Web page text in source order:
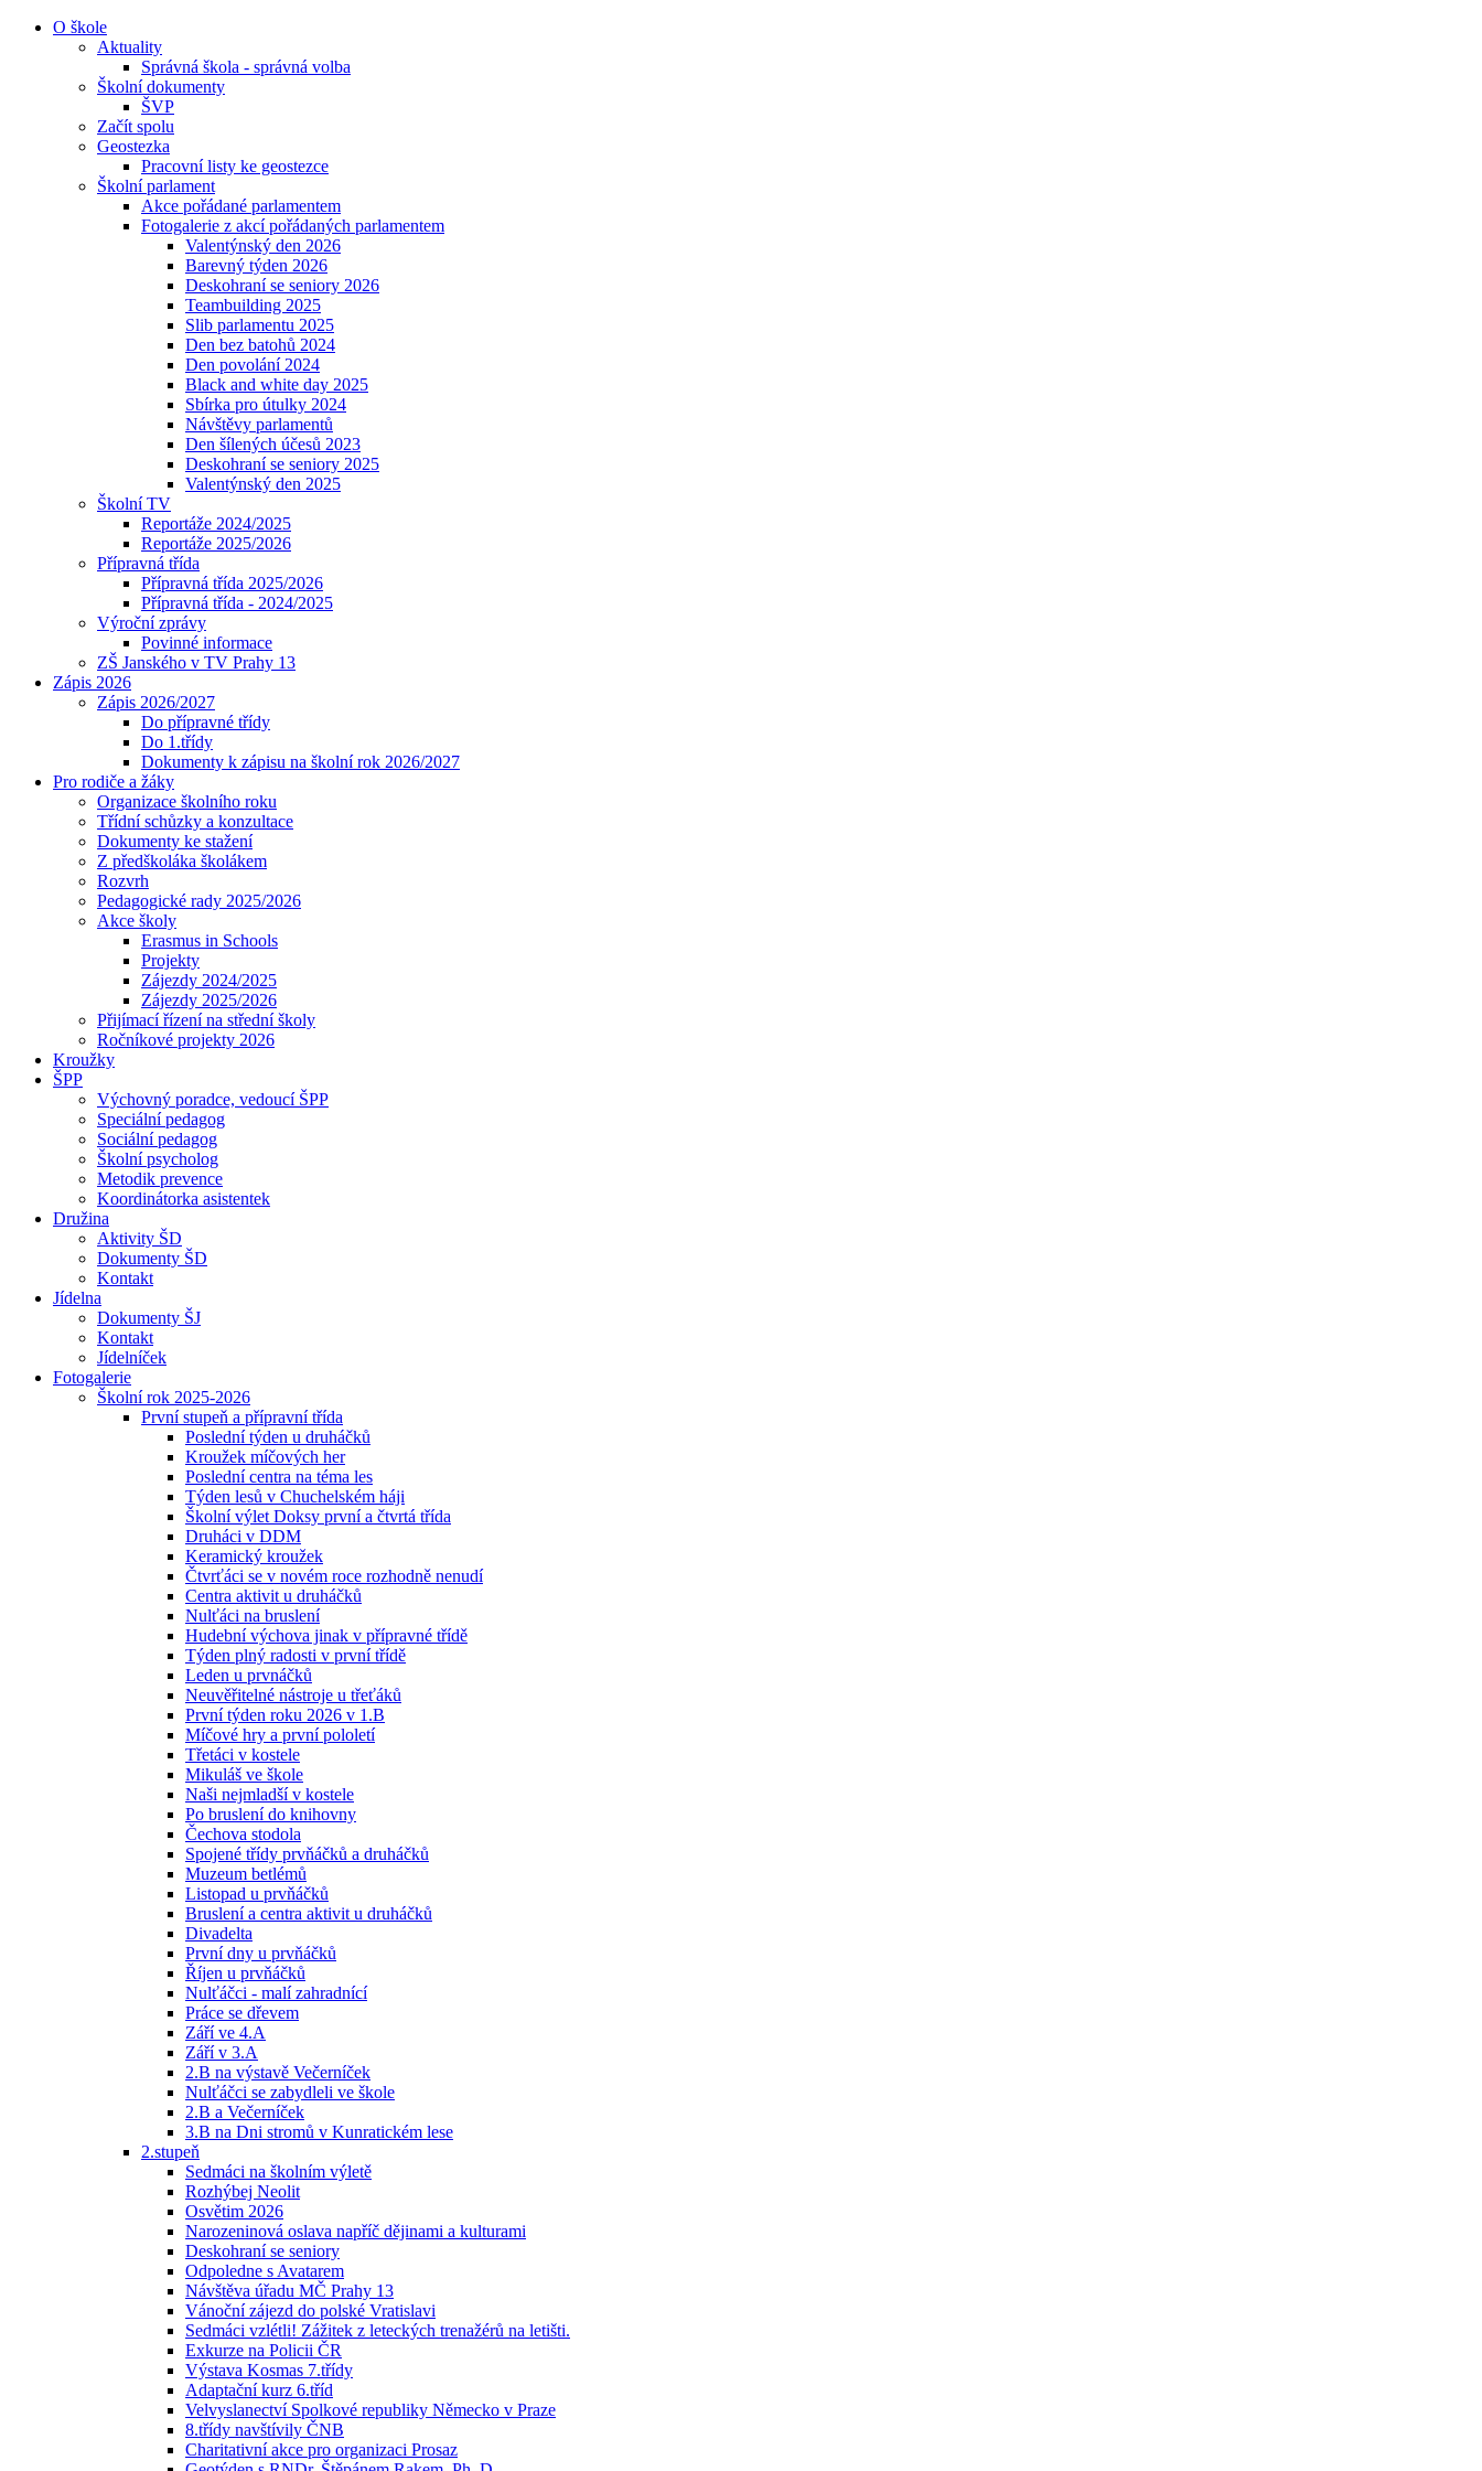
O škole
Aktuality
Správná škola - správná volba
Školní dokumenty
ŠVP
Začít spolu
Geostezka
Pracovní listy ke geostezce
Školní parlament
Akce pořádané parlamentem
Fotogalerie z akcí pořádaných parlamentem
Valentýnský den 2026
Barevný týden 2026
Deskohraní se seniory 2026
Teambuilding 2025
Slib parlamentu 2025
Den bez batohů 2024
Den povolání 2024
Black and white day 2025
Sbírka pro útulky 2024
Návštěvy parlamentů
Den šílených účesů 2023
Deskohraní se seniory 2025
Valentýnský den 2025
Školní TV
Reportáže 2024/2025
Reportáže 2025/2026
Přípravná třída
Přípravná třída 2025/2026
Přípravná třída - 2024/2025
Výroční zprávy
Povinné informace
ZŠ Janského v TV Prahy 13
Zápis 2026
Zápis 2026/2027
Do přípravné třídy
Do 1.třídy
Dokumenty k zápisu na školní rok 2026/2027
Pro rodiče a žáky
Organizace školního roku
Třídní schůzky a konzultace
Dokumenty ke stažení
Z předškoláka školákem
Rozvrh
Pedagogické rady 2025/2026
Akce školy
Erasmus in Schools
Projekty
Zájezdy 2024/2025
Zájezdy 2025/2026
Přijímací řízení na střední školy
Ročníkové projekty 2026
Kroužky
ŠPP
Výchovný poradce, vedoucí ŠPP
Speciální pedagog
Sociální pedagog
Školní psycholog
Metodik prevence
Koordinátorka asistentek
Družina
Aktivity ŠD
Dokumenty ŠD
Kontakt
Jídelna
Dokumenty ŠJ
Kontakt
Jídelníček
Fotogalerie
Školní rok 2025-2026
První stupeň a přípravní třída
Poslední týden u druháčků
Kroužek míčových her
Poslední centra na téma les
Týden lesů v Chuchelském háji
Školní výlet Doksy první a čtvrtá třída
Druháci v DDM
Keramický kroužek
Čtvrťáci se v novém roce rozhodně nenudí
Centra aktivit u druháčků
Nulťáci na bruslení
Hudební výchova jinak v přípravné třídě
Týden plný radosti v první třídě
Leden u prvnáčků
Neuvěřitelné nástroje u třeťáků
První týden roku 2026 v 1.B
Míčové hry a první pololetí
Třetáci v kostele
Mikuláš ve škole
Naši nejmladší v kostele
Po bruslení do knihovny
Čechova stodola
Spojené třídy prvňáčků a druháčků
Muzeum betlémů
Listopad u prvňáčků
Bruslení a centra aktivit u druháčků
Divadelta
První dny u prvňáčků
Říjen u prvňáčků
Nulťáčci - malí zahradnící
Práce se dřevem
Září ve 4.A
Září v 3.A
2.B na výstavě Večerníček
Nulťáčci se zabydleli ve škole
2.B a Večerníček
3.B na Dni stromů v Kunratickém lese
2.stupeň
Sedmáci na školním výletě
Rozhýbej Neolit
Osvětim 2026
Narozeninová oslava napříč dějinami a kulturami
Deskohraní se seniory
Odpoledne s Avatarem
Návštěva úřadu MČ Prahy 13
Vánoční zájezd do polské Vratislavi
Sedmáci vzlétli! Zážitek z leteckých trenažérů na letišti.
Exkurze na Policii ČR
Výstava Kosmas 7.třídy
Adaptační kurz 6.tříd
Velvyslanectví Spolkové republiky Německo v Praze
8.třídy navštívily ČNB
Charitativní akce pro organizaci Prosaz